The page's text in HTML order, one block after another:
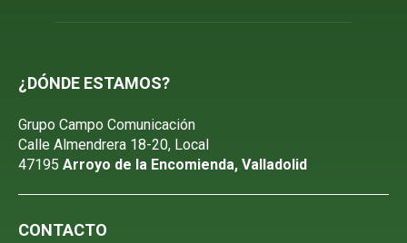
¿DÓNDE ESTAMOS?
Grupo Campo Comunicación
Calle Almendrera 18-20, Local
47195 Arroyo de la Encomienda, Valladolid
CONTACTO